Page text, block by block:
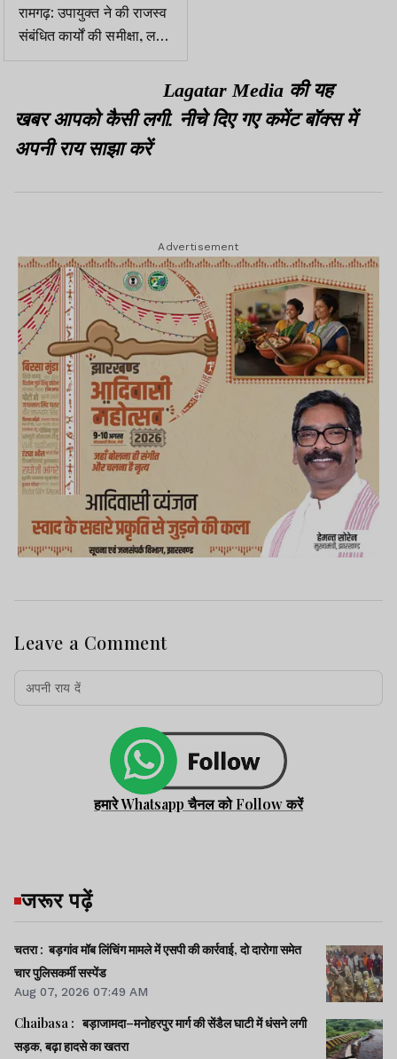
रामगढ़: उपायुक्त ने की राजस्व
संबंधित कार्यों की समीक्षा, लक्ष्य
प्राप्ति का दिया निर्देश
Lagatar Media की यह
खबर आपको कैसी लगी. नीचे दिए गए कमेंट बॉक्स में
अपनी राय साझा करें
Advertisement
Leave a Comment
हमारे Whatsapp चैनल को Follow करें
जरूर पढ़ें
चतरा : बड़गांव मॉब लिंचिंग मामले में एसपी की कार्रवाई, दो दारोगा समेत
चार पुलिसकर्मी सस्पेंड
Aug 07, 2026 07:49 AM
Chaibasa : बड़ाजामदा–मनोहरपुर मार्ग की सेंडैल घाटी में धंसने लगी
सड़क, बढ़ा हादसे का खतरा